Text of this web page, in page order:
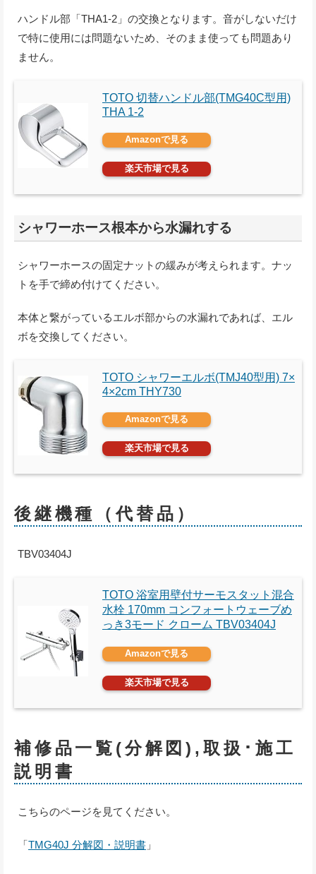
ハンドル部「THA1-2」の交換となります。音がしないだけ
で特に使用には問題ないため、そのまま使っても問題あり
ません。
TOTO 切替ハンドル部(TMG40C型用)
THA 1-2
Amazonで見る
楽天市場で見る
シャワーホース根本から水漏れする
シャワーホースの固定ナットの緩みが考えられます。ナッ
トを手で締め付けてください。
本体と繋がっているエルボ部からの水漏れであれば、エル
ボを交換してください。
TOTO シャワーエルボ(TMJ40型用) 7×
4×2cm THY730
Amazonで見る
楽天市場で見る
後継機種（代替品）
TBV03404J
TOTO 浴室用壁付サーモスタット混合
水栓 170mm コンフォートウェーブめ
っき3モード クローム TBV03404J
Amazonで見る
楽天市場で見る
補修品一覧(分解図),取扱･施工
説明書
こちらのページを見てください。
「TMG40J 分解図・説明書 」